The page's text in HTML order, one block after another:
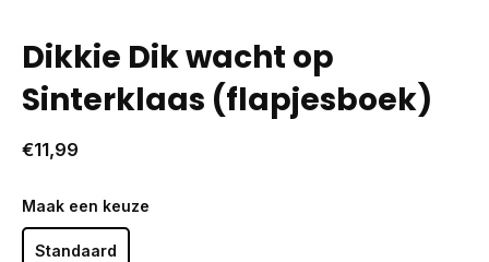
Dikkie Dik wacht op
Sinterklaas (flapjesboek)
€11,99
Maak een keuze
Standaard